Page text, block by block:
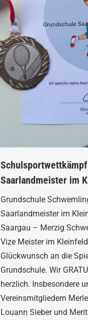
Saarlandmeister im
Grundschule
Saarlandmeister im
Saargau – Merzig
Vize Meister im
Glückwunsch an die
Grundschule. Wir
herzlich. Insbesondere
Vereinsmitgliedern
Louann Sieber und